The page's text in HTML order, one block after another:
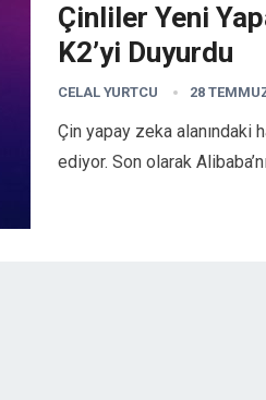
Çinliler Yeni
K2’yi Duyurdu
CELAL YURTCU 28
Çin yapay zeka alanındaki
ediyor. Son olarak